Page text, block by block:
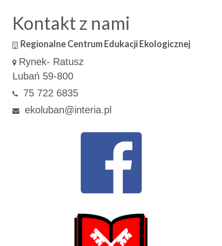
Kontakt z nami
Regionalne Centrum Edukacji Ekologicznej
Rynek- Ratusz
Lubań 59-800
75 722 6835
ekoluban@interia.pl